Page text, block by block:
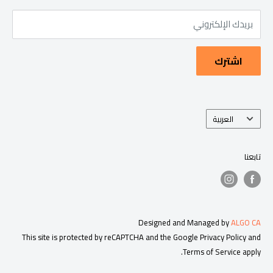
وكل ذلك تحت سقف واحد.
كجزء من استراتيجيتنا للنمو، وسعت سوق هلال شبكتها من خلال
إدراج مجموعة انتقائية مع حلول توصيل من طرف ثالث مثل
Deliveroo و Talabat Mart و Mashkour.
شروط الخدمة
بريدك الإلكتروني
اشترك
اللغة العربية
تابعنا
Designed and Managed byALGO CA
This site is protected by reCAPTCHA and the GooglePrivacy Policyand
Terms of Service apply.